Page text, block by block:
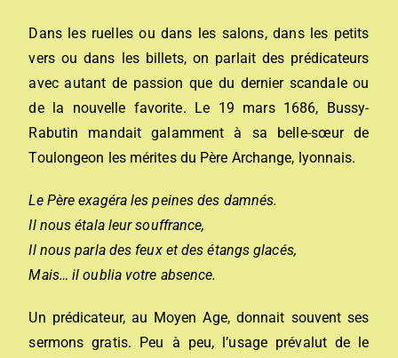
Dans les ruelles ou dans les salons, dans les petits
vers ou dans les billets, on parlait des prédicateurs
avec autant de passion que du dernier scandale ou
de la nouvelle favorite. Le 19 mars 1686, Bussy-
Rabutin mandait galamment à sa belle-sœur de
Toulongeon les mérites du Père Archange, lyonnais.
Le Père exagéra les peines des damnés.
Il nous étala leur souffrance,
Il nous parla des feux et des étangs glacés,
Mais… il oublia votre absence.
Un prédicateur, au Moyen Age, donnait souvent ses
sermons gratis. Peu à peu, l’usage prévalut de le